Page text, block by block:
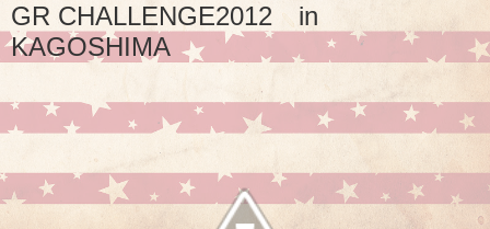
GR CHALLENGE2012 in
KAGOSHIMA